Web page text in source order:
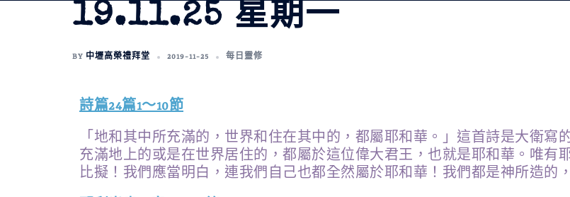
19.11.25 星期一
BY 中壢高榮禮拜堂 2019-11-25 每日靈修
詩篇24篇1～10節
「地和其中所充滿的，世界和住在其中的，都屬耶和華。」這首詩是大衛
充滿地上的或是在世界居住的，都屬於這位偉大君王，也就是耶和華。唯有
比擬！我們應當明白，連我們自己也都全然屬於耶和華！我們都是神所造的